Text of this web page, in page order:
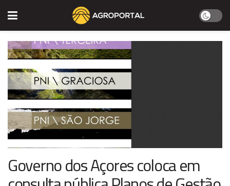
Governo dos Açores coloca em